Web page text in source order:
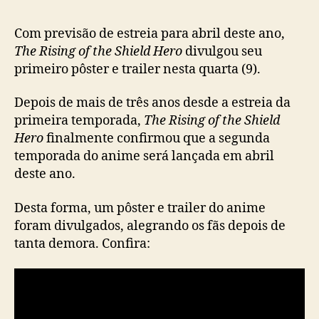
e
S
h
l
d
H
e
’
d
u
Com previsão de estreia para abril deste ano,
The Rising of the Shield Hero divulgou seu
primeiro pôster e trailer nesta quarta (9).
Depois de mais de três anos desde a estreia da
primeira temporada, The Rising of the Shield
Herofinalmente confirmou que a segunda
temporada do anime será lançada em abril
deste ano.
Desta forma, um pôster e trailer do anime
foram divulgados, alegrando os fãs depois de
tanta demora. Confira: